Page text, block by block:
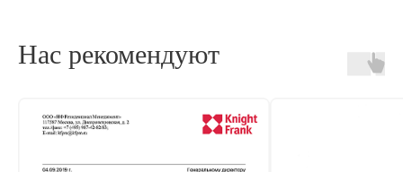
Нас рекомендуют